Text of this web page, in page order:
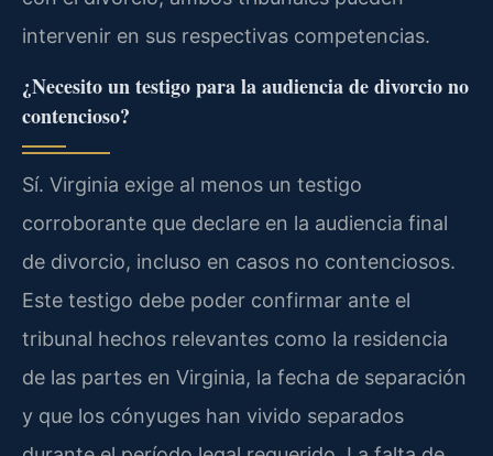
intervenir en sus respectivas competencias.
¿Necesito un testigo para la audiencia de divorcio no
contencioso?
Sí. Virginia exige al menos un testigo
corroborante que declare en la audiencia final
de divorcio, incluso en casos no contenciosos.
Este testigo debe poder confirmar ante el
tribunal hechos relevantes como la residencia
de las partes en Virginia, la fecha de separación
y que los cónyuges han vivido separados